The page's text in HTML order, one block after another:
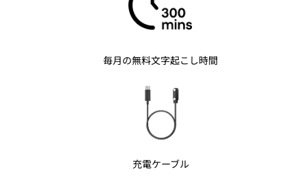
毎月の無料文字起こし時間
充電ケーブル